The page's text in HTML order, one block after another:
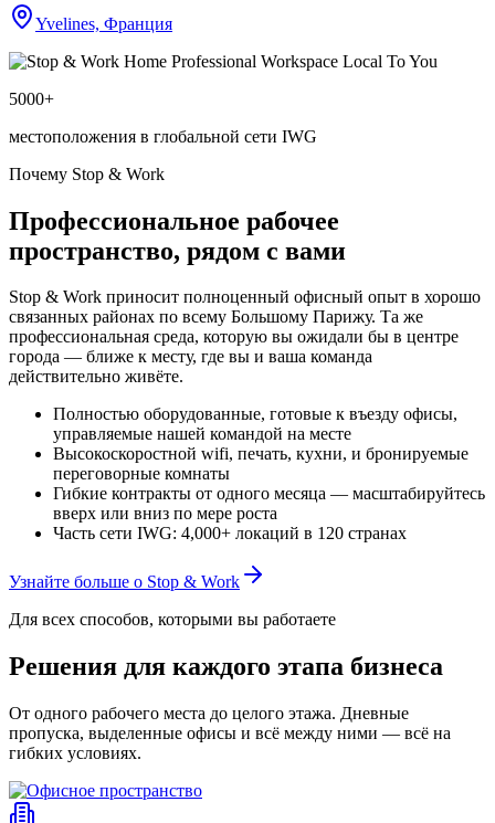
Yvelines, Франция
5000+
местоположения в глобальной сети IWG
Почему Stop & Work
Профессиональное рабочее
пространство, рядом с вами
Stop & Work приносит полноценный офисный опыт в хорошо
связанных районах по всему Большому Парижу. Та же
профессиональная среда, которую вы ожидали бы в центре
города — ближе к месту, где вы и ваша команда
действительно живёте.
Полностью оборудованные, готовые к въезду офисы,
управляемые нашей командой на месте
Высокоскоростной wifi, печать, кухни, и бронируемые
переговорные комнаты
Гибкие контракты от одного месяца — масштабируйтесь
вверх или вниз по мере роста
Часть сети IWG: 4,000+ локаций в 120 странах
Узнайте больше о Stop & Work
Для всех способов, которыми вы работаете
Решения для каждого этапа бизнеса
От одного рабочего места до целого этажа. Дневные
пропуска, выделенные офисы и всё между ними — всё на
гибких условиях.